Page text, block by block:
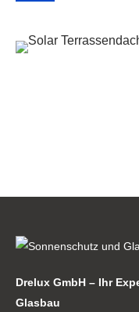
Drelux GmbH – Ihr
Glasbau